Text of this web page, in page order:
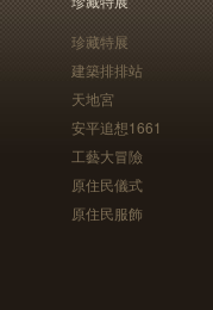
珍藏特展
建築排排站
天地宮
安平追想1661
工藝大冒險
原住民儀式
原住民服飾